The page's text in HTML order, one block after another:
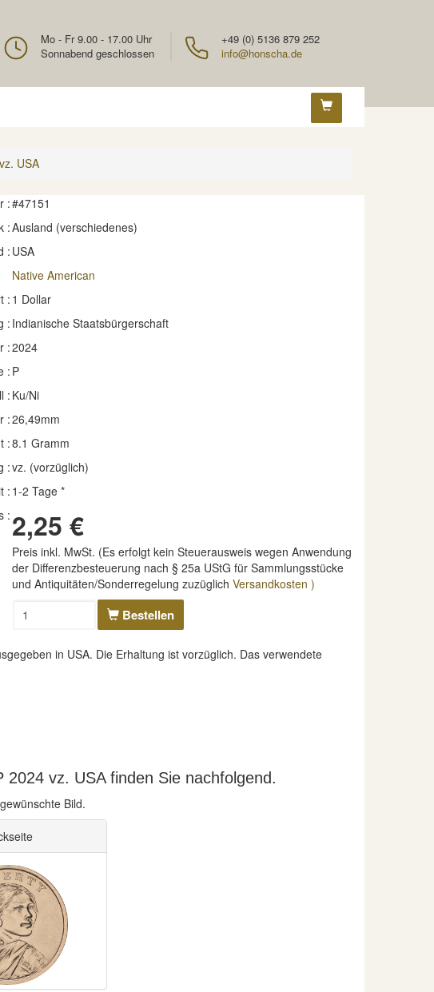
+49 (0) 5136 879 252
info@honscha.de
Mo - Fr 9.00 - 17.00 Uhr
Sonnabend geschlossen
USA
:#47151
:Ausland (verschiedenes)
:USA
Native American
: 1 Dollar
:Indianische Staatsbürgerschaft
:2024
: P
: Ku/Ni
:26,49mm
:8.1 Gramm
:vz. (vorzüglich)
:1-2 Tage *
:2,25 €
Preis inkl. MwSt. (Es erfolgt kein Steuerausweis wegen Anwendung
der Differenzbesteuerung nach § 25a UStG für Sammlungsstücke
und Antiquitäten/Sonderregelung zuzüglich Versandkosten )
Bestellen
in USA. Die Erhaltung ist vorzüglich. Das verwendete
vz. USA finden Sie nachfolgend.
Bild.